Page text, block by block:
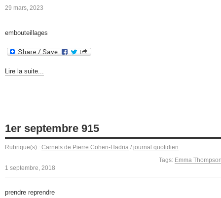
29 mars, 2023
embouteillages
Lire la suite...
1er septembre 915
Rubrique(s) : Carnets de Pierre Cohen-Hadria / journal quotidien
Tags: Emma
1 septembre, 2018
prendre reprendre